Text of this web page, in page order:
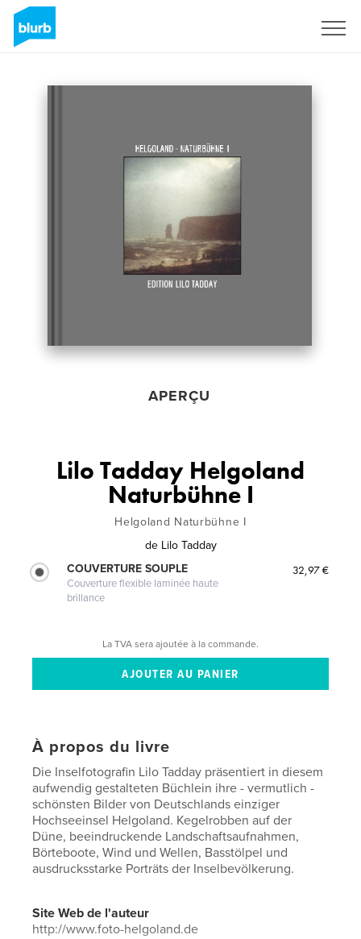
APERÇU
Lilo Tadday Helgoland
Naturbühne I
Helgoland Naturbühne I
de Lilo Tadday
COUVERTURE SOUPLE
Couverture flexible laminée haute
brillance
32,97 €
La TVA sera ajoutée à la commande.
À propos du livre
Die Inselfotografin Lilo Tadday präsentiert in diesem
aufwendig gestalteten Büchlein ihre - vermutlich -
schönsten Bilder von Deutschlands einziger
Hochseeinsel Helgoland. Kegelrobben auf der
Düne, beeindruckende Landschaftsaufnahmen,
Börteboote, Wind und Wellen, Basstölpel und
ausdrucksstarke Porträts der Inselbevölkerung.
Site Web de l'auteur
http://www.foto-helgoland.de